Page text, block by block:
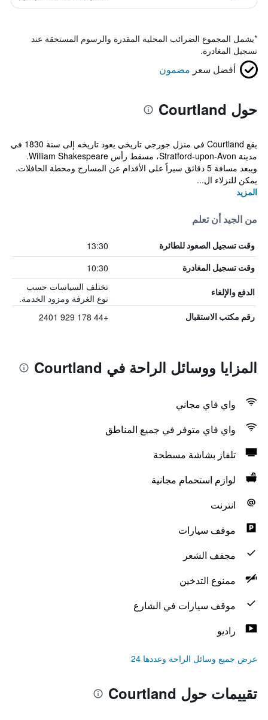
*يشمل المجموع الضرائب المحلية المقدرة والرسوم المستحقة عند
تسجيل المغادرة.
أفضل سعر مضمون
حول Courtland
يقع Courtland في منزل جورجي تاريخي يعود تاريخه إلى سنة 1830 في
مدينة Stratford-upon-Avon، مسقط رأس William Shakespeare.
ويبعد مسافة 5 دقائق سيراً على الأقدام عن المسارح ومحطة الحافلات.
يمكن للنزلاء ال...
المزيد
من الجيد أن تعلم
وقت تسجيل الصعود للطائرة 13:30
وقت تسجيل المغادرة 10:30
الدفع والإلغاء
تختلف السياسات حسب
نوع الغرفة ومزود الخدمة.
رقم مكتب الاستقبال +44 178 929 2401
المزايا ووسائل الراحة في Courtland
واي فاي مجاني
واي فاي متوفر في جميع المناطق
تلفاز بشاشة مسطحة
لوازم استحمام مجانية
انترنت
موقف سيارات
مجفف الشعر
ممنوع التدخين
موقف سيارات في الشارع
راديو
عرض جميع وسائل الراحة وعددها 24
تقييمات حول Courtland